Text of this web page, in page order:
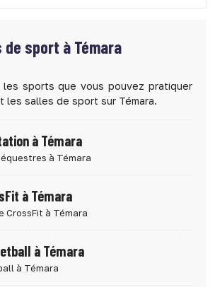
de sport à Témara
les sports que vous pouvez pratiquer
les salles de sport sur Témara.
à Témara
à Témara
à Témara
CrossFit à Témara
à Témara
à Témara